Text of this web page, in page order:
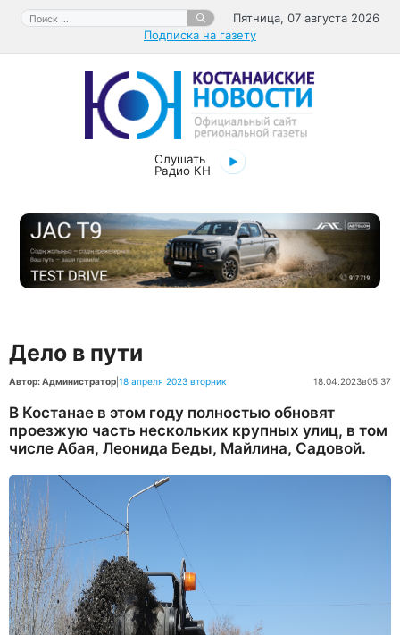
Перейти
содержимому
Поиск:
Пятница, 07 августа 2026
Подписка на газету
Слушать
Радио КН
Дело в пути
Автор: Администратор 18 апреля 2023 вторник 18.04.2023в05:37
В Костанае в этом году полностью обновят
проезжую часть нескольких крупных улиц, в том
числе Абая, Леонида Беды, Майлина, Садовой.